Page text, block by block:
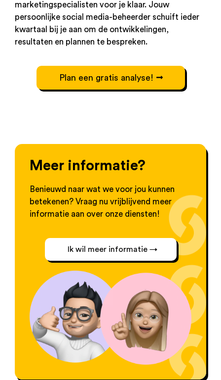
marketingspecialisten voor je klaar. Jouw
persoonlijke social media-beheerder schuift ieder
kwartaal bij je aan om de ontwikkelingen,
resultaten en plannen te bespreken.
Plan een gratis analyse!
Meer informatie?
Benieuwd naar wat we voor jou kunnen
betekenen? Vraag nu vrijblijvend meer
informatie aan over onze diensten!
Ik wil meer informatie →